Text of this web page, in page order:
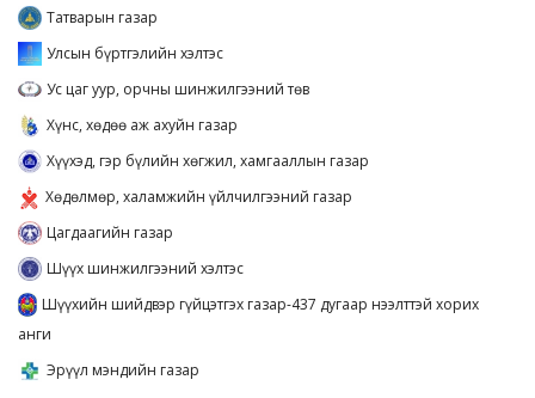
Татварын газар
Улсын бүртгэлийн хэлтэс
Ус цаг уур, орчны шинжилгээний төв
Хүнс, хөдөө аж ахуйн газар
Хүүхэд, гэр бүлийн хөгжил, хамгааллын газар
Хөдөлмөр, халамжийн үйлчилгээний газар
Цагдаагийн газар
Шүүх шинжилгээний хэлтэс
Шүүхийн шийдвэр гүйцэтгэх газар-437 дугаар нээлттэй хорих
анги
Эрүүл мэндийн газар